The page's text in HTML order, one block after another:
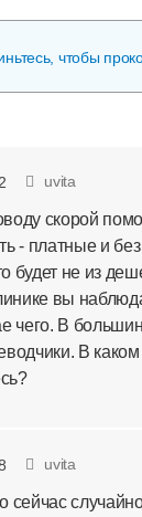
чтобы
uvita
скорой
- платные и
будет не из
вы
чего. В
В
uvita
сейчас